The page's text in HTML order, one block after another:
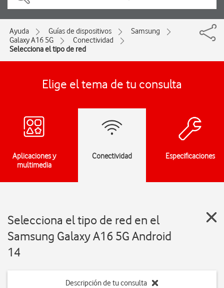
Ayuda Guías de dispositivos
Samsung
Galaxy A16 5G
Conectividad
Selecciona el tipo de red
Elige el tema de tu consulta
Aplicaciones y
multimedia
Conectividad Especificaciones
Selecciona el tipo de red en el
Samsung Galaxy A16 5G Android
14
Descripción de tu consulta